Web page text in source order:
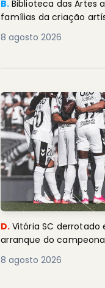
B. Biblioteca das Artes
famílias da criação
8 agosto 2026
D. Vitória SC
arranque do
8 agosto 2026